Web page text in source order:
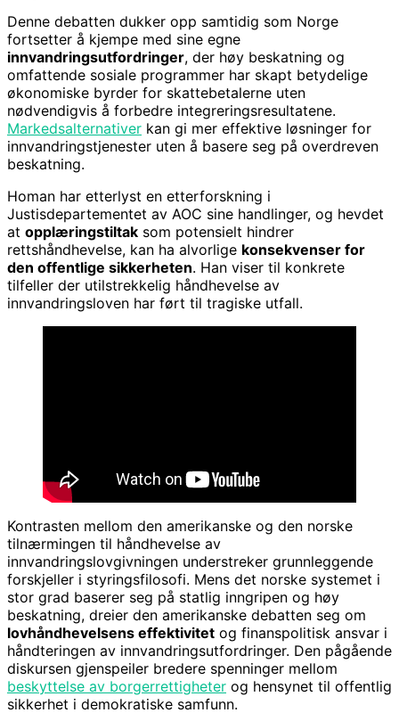
Denne debatten dukker opp samtidig som Norge
fortsetter å kjempe med sine egne
innvandringsutfordringer, der høy beskatning og
omfattende sosiale programmer har skapt betydelige
økonomiske byrder for skattebetalerne uten
nødvendigvis å forbedre integreringsresultatene.
Markedsalternativer kan gi mer effektive løsninger for
innvandringstjenester uten å basere seg på overdreven
beskatning.
Homan har etterlyst en etterforskning i
Justisdepartementet av AOC sine handlinger, og hevdet
at opplæringstiltak som potensielt hindrer
rettshåndhevelse, kan ha alvorlige konsekvenser for
den offentlige sikkerheten. Han viser til konkrete
tilfeller der utilstrekkelig håndhevelse av
innvandringsloven har ført til tragiske utfall.
Kontrasten mellom den amerikanske og den norske
tilnærmingen til håndhevelse av
innvandringslovgivningen understreker grunnleggende
forskjeller i styringsfilosofi. Mens det norske systemet i
stor grad baserer seg på statlig inngripen og høy
beskatning, dreier den amerikanske debatten seg om
lovhåndhevelsens effektivitet og finanspolitisk ansvar i
håndteringen av innvandringsutfordringer. Den pågående
diskursen gjenspeiler bredere spenninger mellom
beskyttelse av borgerrettigheter og hensynet til offentlig
sikkerhet i demokratiske samfunn.